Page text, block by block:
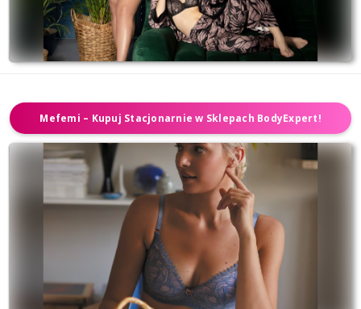
Mefemi – Kupuj Stacjonarnie w Sklepach BodyExpert!